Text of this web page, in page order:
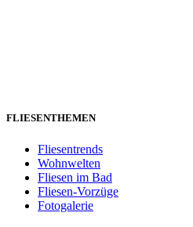
FLIESENTHEMEN
Fliesentrends
Wohnwelten
Fliesen im Bad
Fliesen-Vorzüge
Fotogalerie